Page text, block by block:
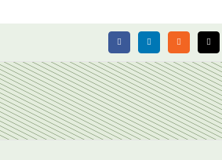
FacebookLinkedIn Rss X